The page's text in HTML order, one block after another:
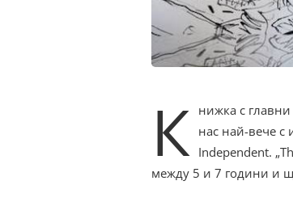
К нижка с
нас най-вече с
Independent.
между 5 и 7 години и